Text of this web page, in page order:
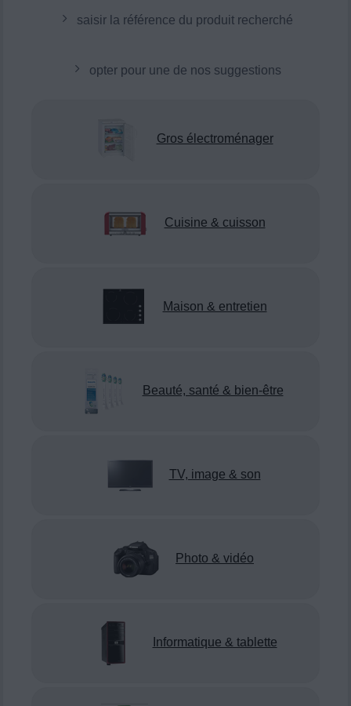
saisir la référence du produit recherché
opter pour une de nos suggestions
Gros électroménager
Cuisine & cuisson
Maison & entretien
Beauté, santé & bien-être
TV, image & son
Photo & vidéo
Informatique & tablette